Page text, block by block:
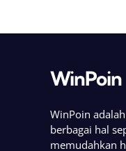
WinPoin
WinPoin
berbagai hal
memudahkan